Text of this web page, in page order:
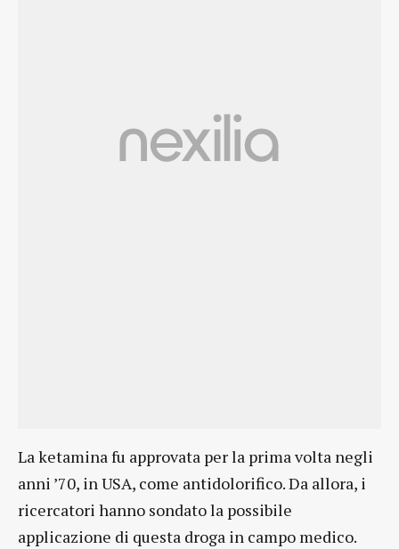
La ketamina fu approvata per la prima volta negli
anni ’70, in USA, come antidolorifico. Da allora, i
ricercatori hanno sondato la possibile
applicazione di questa droga in campo medico.